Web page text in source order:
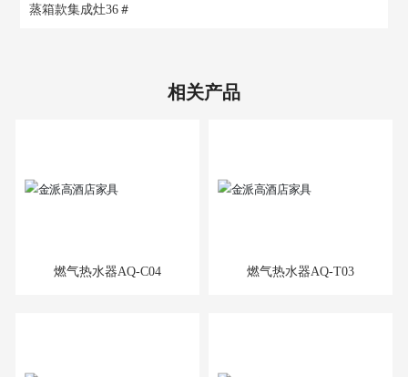
蒸箱款集成灶36＃
相关产品
燃气热水器AQ-C04 燃气热水器AQ-T03